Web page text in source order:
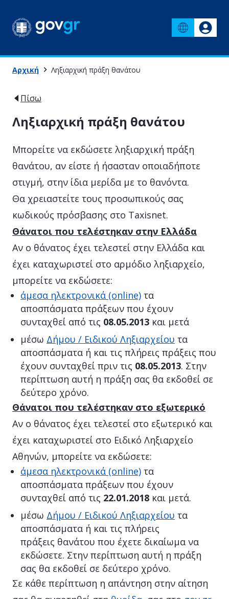
Αρχική Ληξιαρχική πράξη θανάτου
Πίσω
Ληξιαρχική πράξη θανάτου
Μπορείτε να εκδώσετε ληξιαρχική πράξη
θανάτου, αν είστε ή ήσασταν οποιαδήποτε
στιγμή, στην ίδια μερίδα με το θανόντα.
Θα χρειαστείτε τους προσωπικούς σας
κωδικούς πρόσβασης στο Taxisnet.
Θάνατοι που τελέστηκαν στην Ελλάδα
Αν ο θάνατος έχει τελεστεί στην Ελλάδα και
έχει καταχωριστεί στο αρμόδιο ληξιαρχείο,
μπορείτε να εκδώσετε:
άμεσα ηλεκτρονικά (online) τα
αποσπάσματα πράξεων που έχουν
συνταχθεί από τις 08.05.2013 και μετά
μέσω Δήμου / Ειδικού Ληξιαρχείου τα
αποσπάσματα ή και τις πλήρεις πράξεις που
έχουν συνταχθεί πριν τις 08.05.2013. Στην
περίπτωση αυτή η πράξη σας θα εκδοθεί σε
δεύτερο χρόνο.
Θάνατοι που τελέστηκαν στο εξωτερικό
Αν ο θάνατος έχει τελεστεί στο εξωτερικό και
έχει καταχωριστεί στο Ειδικό Ληξιαρχείο
Αθηνών, μπορείτε να εκδώσετε:
άμεσα ηλεκτρονικά (online) τα
αποσπάσματα πράξεων που έχουν
συνταχθεί από τις 22.01.2018 και μετά.
μέσω Δήμου / Ειδικού Ληξιαρχείου τα
αποσπάσματα ή και τις πλήρεις
πράξεις θανάτου που έχετε δικαίωμα να
εκδώσετε. Στην περίπτωση αυτή η πράξη
σας θα εκδοθεί σε δεύτερο χρόνο.
Σε κάθε περίπτωση η απάντηση στην αίτηση